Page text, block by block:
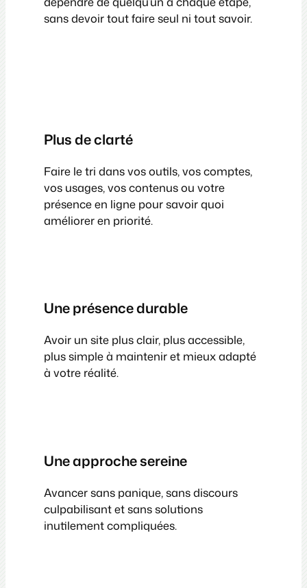
sans devoir tout faire seul ni tout savoir.
Plus de clarté
Faire le tri dans vos outils, vos comptes,
vos usages, vos contenus ou votre
présence en ligne pour savoir quoi
améliorer en priorité.
Une présence durable
Avoir un site plus clair, plus accessible,
plus simple à maintenir et mieux adapté
à votre réalité.
Une approche sereine
Avancer sans panique, sans discours
culpabilisant et sans solutions
inutilement compliquées.